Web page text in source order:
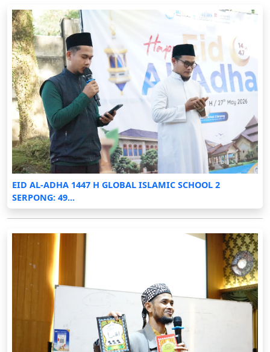
EID AL-ADHA 1447 H GLOBAL ISLAMIC SCHOOL 2
SERPONG: 49...